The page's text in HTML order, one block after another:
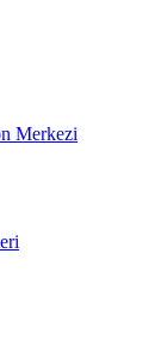
Merkezi